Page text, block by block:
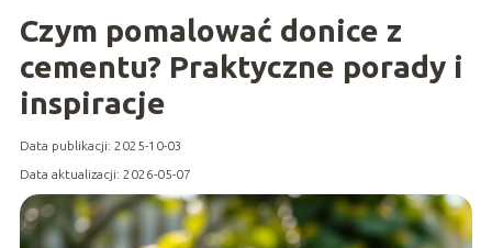
cementu?
Praktyczne
porady i
inspiracje
Czym pomalować donice z
cementu? Praktyczne porady i
inspiracje
Data publikacji: 2025-10-03
Data aktualizacji: 2026-05-07